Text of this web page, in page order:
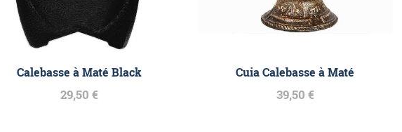
Calebasse à Maté Black
29,50 €
Cuia Calebasse à Maté
39,50 €